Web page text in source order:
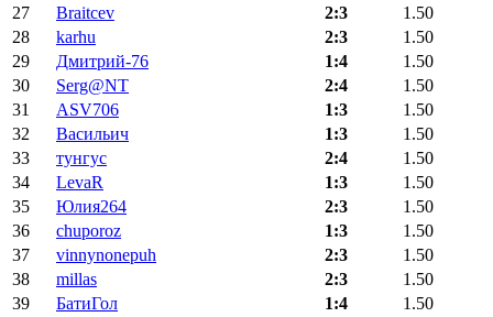
27
Braitcev 2:3
1.50
28
karhu 2:3
1.50
29
Дмитрий-76 1:4
1.50
30
Serg@NT 2:4
1.50
31
ASV706 1:3
1.50
32
Васильич 1:3
1.50
33
тунгус 2:4
1.50
34
LevaR 1:3
1.50
35
Юлия264 2:3
1.50
36
chuporoz 1:3
1.50
37
vinnynonepuh 2:3
1.50
38
millas 2:3
1.50
39
БатиГол 1:4
1.50